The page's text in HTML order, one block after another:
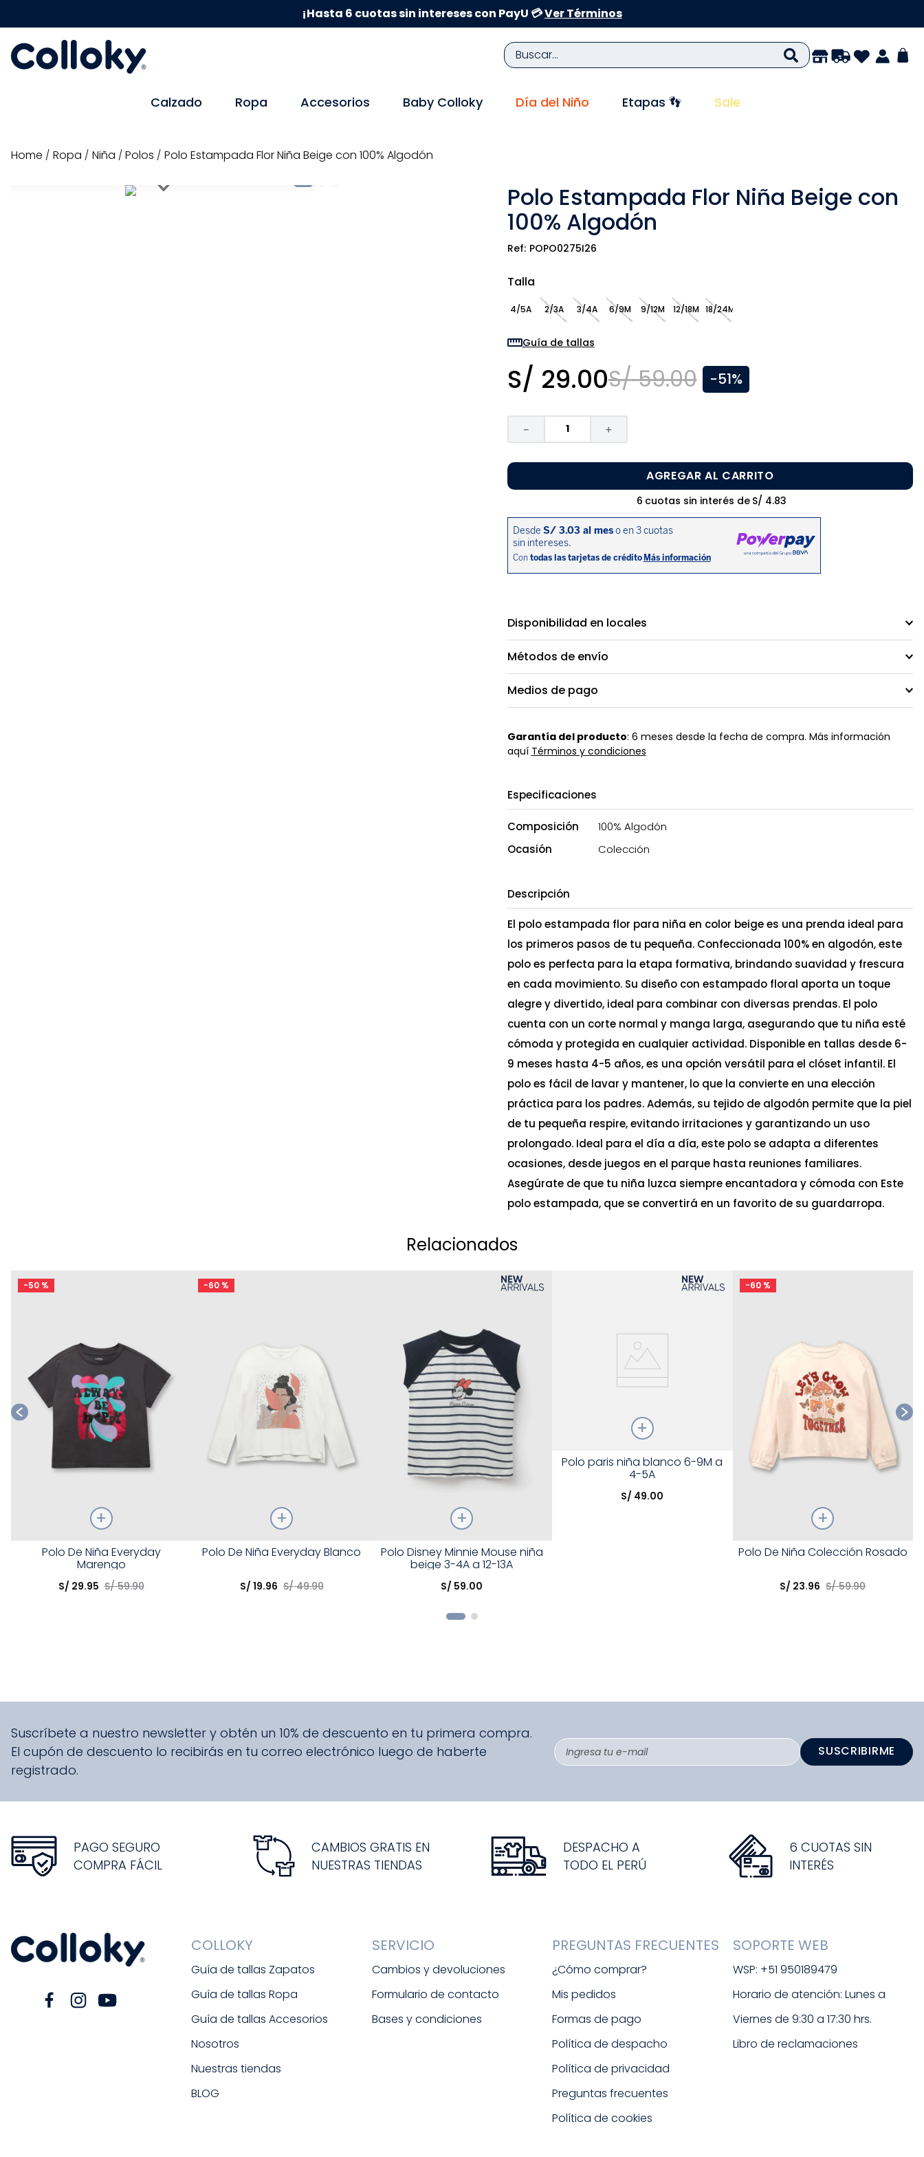
¡Hasta 6 cuotas sin intereses con PayU 💳Ver Términos
Buscar...
Calzado Ropa Accesorios Baby Colloky Día del Niño Etapas 👣 Sale
ropa niña polos Polo Estampada Flor Niña Beige con 100% Algodón
Polo Estampada Flor Niña Beige con
100% Algodón
POPO0275I26
Talla
4/5A 2/3A 3/4A 6/9M 9/12M 12/18M 18/24M
Guía de tallas
S/ 29.00S/ 59.00 -51%
＋
－
AGREGAR AL CARRITO
6 cuotas sin interés de S/ 4.83
Disponibilidad en locales
Métodos de envío
Medios de pago
Garantía del producto: 6 meses desde la fecha de compra. Más información
aquí Términos y condiciones
Especificaciones
Composición
100% Algodón
Ocasión
Colección
Descripción
El polo estampada flor para niña en color beige es una prenda ideal para
los primeros pasos de tu pequeña. Confeccionada 100% en algodón, este
polo es perfecta para la etapa formativa, brindando suavidad y frescura
en cada movimiento. Su diseño con estampado floral aporta un toque
alegre y divertido, ideal para combinar con diversas prendas. El polo
cuenta con un corte normal y manga larga, asegurando que tu niña esté
cómoda y protegida en cualquier actividad. Disponible en tallas desde 6-
9 meses hasta 4-5 años, es una opción versátil para el clóset infantil. El
polo es fácil de lavar y mantener, lo que la convierte en una elección
práctica para los padres. Además, su tejido de algodón permite que la piel
de tu pequeña respire, evitando irritaciones y garantizando un uso
prolongado. Ideal para el día a día, este polo se adapta a diferentes
ocasiones, desde juegos en el parque hasta reuniones familiares.
Asegúrate de que tu niña luzca siempre encantadora y cómoda con Este
polo estampada, que se convertirá en un favorito de su guardarropa.
Relacionados
-50 %
Elige una opción
Polo De Niña Everyday
Marengo
S/ 29.95 S/ 59.90
-60 %
Talla
Polo De Niña Everyday Blanco
S/ 19.96 S/ 49.90
Talla
Elige una opción
Polo Disney Minnie Mouse niña
beige 3-4A a 12-13A
S/ 59.00
Talla
Elige una opción
Polo paris niña blanco 6-9M a
4-5A
S/ 49.00
-60 %
Talla
Polo De Niña Colección Rosado
S/ 23.96 S/ 59.90
Suscríbete a nuestro newsletter y obtén un 10% de descuento en tu primera compra.
El cupón de descuento lo recibirás en tu correo electrónico luego de haberte
registrado.
SUSCRIBIRME
PAGO SEGURO
COMPRA FÁCIL
CAMBIOS GRATIS EN
NUESTRAS TIENDAS
DESPACHO A
TODO EL PERÚ
6 CUOTAS SIN
INTERÉS
COLLOKY
Guía de tallas Zapatos
Guía de tallas Ropa
Guía de tallas Accesorios
Nosotros
Nuestras tiendas
BLOG
SERVICIO
Cambios y devoluciones
Formulario de contacto
Bases y condiciones
PREGUNTAS FRECUENTES
¿Cómo comprar?
Mis pedidos
Formas de pago
Política de despacho
Política de privacidad
Preguntas frecuentes
Política de cookies
SOPORTE WEB
WSP: +51 950189479
Horario de atención: Lunes a
Viernes de 9:30 a 17:30 hrs.
Libro de reclamaciones
TÉRMINOS MÁS BUSCADOS